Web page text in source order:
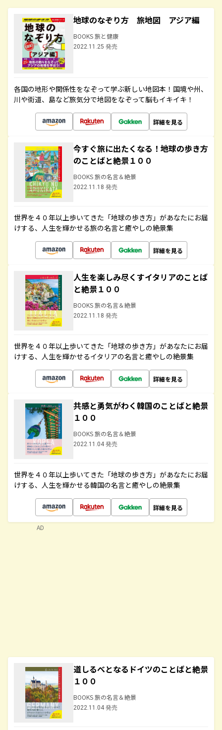
地球のなぞり方 旅地図 アジア編
BOOKS 旅と健康
2022.11.25 発売
各国の地形や関係性をなぞって学ぶ新しい地図本！国境や州、
川や街道、島など旅気分で地図をなぞって脳もイキイキ！
詳細を見る
今すぐ旅に出たくなる！地球の歩き方
のことばと絶景１００
BOOKS 旅の名言＆絶景
2022.11.18 発売
世界を４０年以上歩いてきた「地球の歩き方」があなたにお届
けする、人生を輝かせる旅の名言と癒やしの絶景集
詳細を見る
人生を楽しみ尽くすイタリアのことば
と絶景１００
BOOKS 旅の名言＆絶景
2022.11.18 発売
世界を４０年以上歩いてきた「地球の歩き方」があなたにお届
けする、人生を輝かせるイタリアの名言と癒やしの絶景集
詳細を見る
共感と勇気がわく韓国のことばと絶景
１００
BOOKS 旅の名言＆絶景
2022.11.04 発売
世界を４０年以上歩いてきた「地球の歩き方」があなたにお届
けする、人生を輝かせる韓国の名言と癒やしの絶景集
詳細を見る
道しるべとなるドイツのことばと絶景
１００
BOOKS 旅の名言＆絶景
2022.11.04 発売
AD